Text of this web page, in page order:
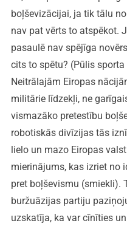
boļševizācijai, ja tik tālu
nav pat vērts to atspēkot.
pasaulē nav spējīga
cits to spētu? (Pūlis sporta
Neitrālajām Eiropas
militārie līdzekļi, ne
vismazāko pretestību
robotiskās divīzijas tās
lielo un mazo Eiropas
mierinājums, kas izriet no
pret boļševismu (smiekli).
buržuāzijas partiju
uzskatīja, ka var cīnīties